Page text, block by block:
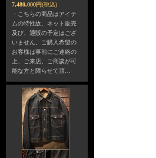
7,480,000円(税込)
・こちらの商品はアイテ
ムの特性故、ネット販売
及び、通販の予定はござ
いません。ご購入希望の
お客様は事前にご連絡の
上、ご来店、ご商談が可
能な方と限らせて頂…